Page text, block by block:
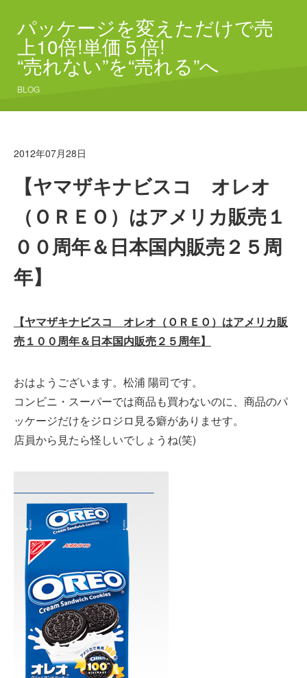
パッケージを変えただけで売
上10倍!単価５倍!
“売れない”を“売れる”へ
BLOG
2012年07月28日
【ヤマザキナビスコ オレオ
（ＯＲＥＯ）はアメリカ販売１
００周年＆日本国内販売２５周
年】
【ヤマザキナビスコ オレオ（ＯＲＥＯ）はアメリカ販
売１００周年＆日本国内販売２５周年】
おはようございます。松浦 陽司です。
コンビニ・スーパーでは商品も買わないのに、商品のパ
ッケージだけをジロジロ見る癖がありませす。
店員から見たら怪しいでしょうね(笑)